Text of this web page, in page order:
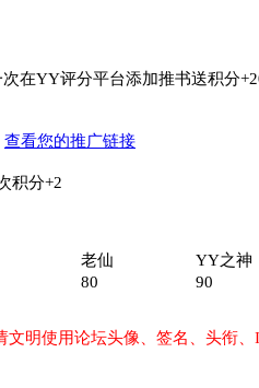
在YY评分平台添加推书送积分
查看您的推广链接
积分+2
老仙
YY之神
80 90
明使用论坛头像、签名、头衔